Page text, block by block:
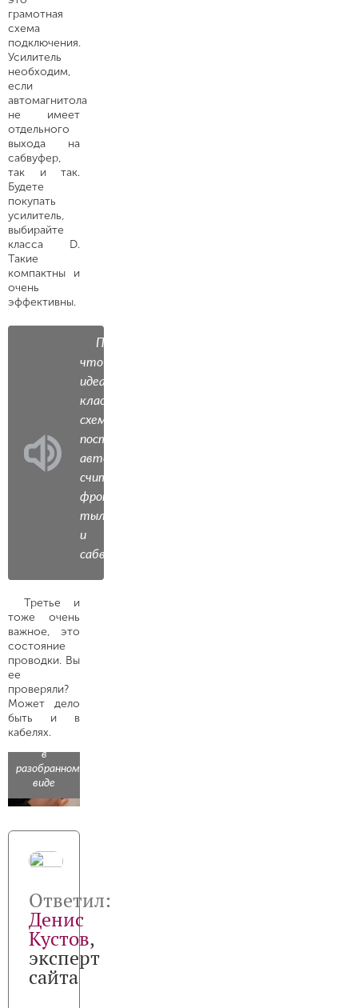
грамотная
схема
подключения.
Усилитель
необходим,
если
автомагнитола
не имеет
отдельного
выхода на
сабвуфер,
так и так.
Будете
покупать
усилитель,
выбирайте
класса D.
Такие
компактны и
очень
эффективны.
Помните,
что
идеальной,
классической
схемой
построения
автозвука
считается:
фронт,
тыл
и
сабвуфер.
Третье и
тоже очень
важное, это
состояние
проводки. Вы
ее
проверяли?
Может дело
быть и в
кабелях.
Автомагнитола
в
разобранном
виде
Ответил:
Денис
Кустов,
эксперт
сайта